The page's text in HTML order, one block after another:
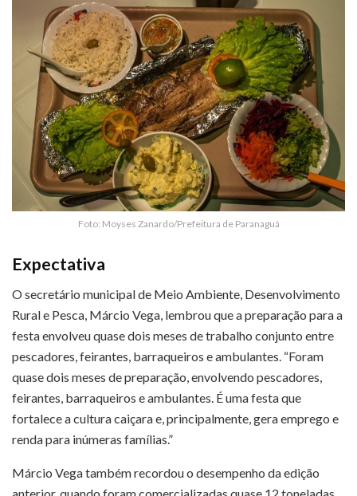
Foto: Moyses Zanardo/Prefeitura de Paranaguá
Expectativa
O secretário municipal de Meio Ambiente, Desenvolvimento
Rural e Pesca, Márcio Vega, lembrou que a preparação para a
festa envolveu quase dois meses de trabalho conjunto entre
pescadores, feirantes, barraqueiros e ambulantes. “Foram
quase dois meses de preparação, envolvendo pescadores,
feirantes, barraqueiros e ambulantes. É uma festa que
fortalece a cultura caiçara e, principalmente, gera emprego e
renda para inúmeras famílias.”
Márcio Vega também recordou o desempenho da edição